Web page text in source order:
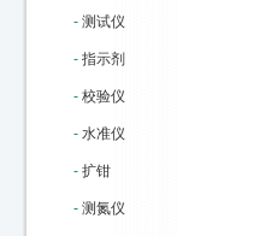
- 测试仪
- 指示剂
- 校验仪
- 水准仪
- 扩钳
- 测氮仪